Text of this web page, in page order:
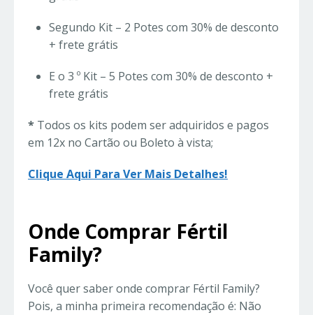
Segundo Kit – 2 Potes com 30% de desconto
+ frete grátis
E o 3 º Kit – 5 Potes com 30% de desconto +
frete grátis
* Todos os kits podem ser adquiridos e pagos
em 12x no Cartão ou Boleto à vista;
Clique Aqui Para Ver Mais Detalhes!
Onde Comprar Fértil
Family?
Você quer saber onde comprar Fértil Family?
Pois, a minha primeira recomendação é: Não